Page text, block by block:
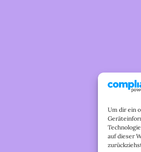
Um dir ein
auf dieser